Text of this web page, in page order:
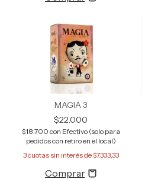
MAGIA 3
$22.000
$18.700 con Efectivo (solo para
pedidos con retiro en el local)
3cuotas sin interés de$7.333,33